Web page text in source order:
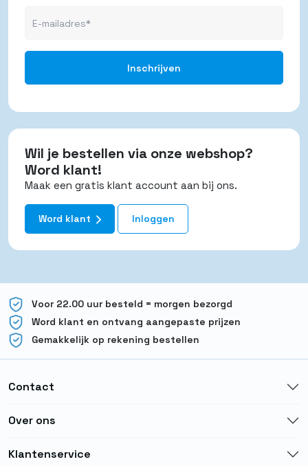
Wil je bestellen via onze webshop?
Word klant!
Maak een gratis klant account aan bij ons.
Word klant Inloggen
Voor 22.00 uur besteld = morgen bezorgd
Word klant en ontvang aangepaste prijzen
Gemakkelijk op rekening bestellen
Contact
Over ons
Klantenservice